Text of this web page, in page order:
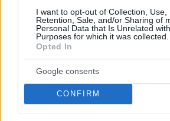
I want to opt-out of Collection, Use,
Retention, Sale, and/or Sharing of
Personal Data that Is Unrelated
Purposes for which it was collected.
Opted In
Google consents
CONFIRM
* Υποχρεωτικά πεδία
ΡΟΗ ΕΙΔΗΣΕΩΝ